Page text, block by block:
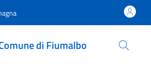
di Fiumalbo